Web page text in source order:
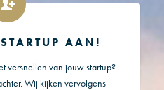
AAN!
versnellen van jouw startup?
Wij kijken vervolgens